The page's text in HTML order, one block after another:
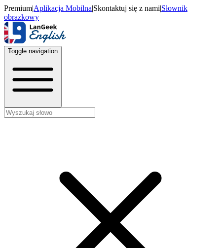
Premium|Aplikacja Mobilna|Skontaktuj się z nami|Słownik
obrazkowy
Toggle navigation